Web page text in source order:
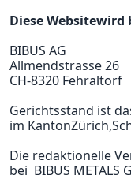
Diese Websitewird
BIBUS AG
Allmendstrasse 26
CH-8320 Fehraltorf
Gerichtsstand ist
im KantonZürich,
Die redaktionelle
bei BIBUS METALS